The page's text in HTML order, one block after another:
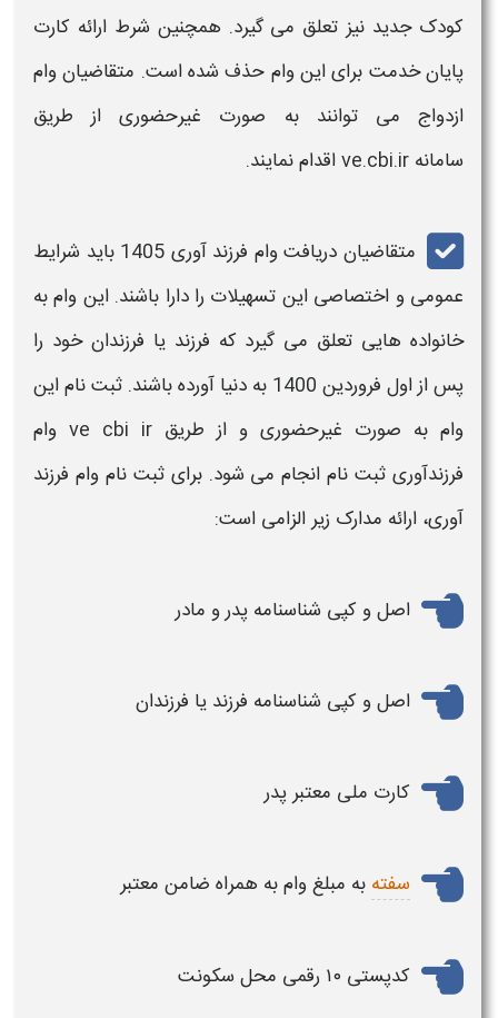
کودک جدید نیز تعلق می گیرد. همچنین شرط ارائه کارت
پایان خدمت برای اینوام حذف شده است. متقاضیانوام
ازدواج می توانند به صورت غیرحضوری از طریق
سامانه ve.cbi.irاقدام نمایند.
متقاضیان دریافتوام فرزند آوری 1405
باید شرایط
عمومی و اختصاصی این تسهیلات را دارا باشند. این وامبه
خانواده هایی تعلق می گیرد که فرزندیا فرزندانخود را
پس از اول فروردین 1400 به دنیا آورده باشند.
ثبت ناماین
وام به صورت غیرحضوری و از طریق
ve cbi ir وام
فرزندآوری ثبت نام انجام می شود. برایثبت نام وام فرزند
آوری، ارائه مدارک زیر الزامی است:
اصل و کپی شناسنامه پدر و مادر
اصل و کپی شناسنامه فرزند یا فرزندان
کارت ملی معتبر پدر
سفته به مبلغوامبه همراه ضامن معتبر
کدپستی ۱۰ رقمی محل سکونت